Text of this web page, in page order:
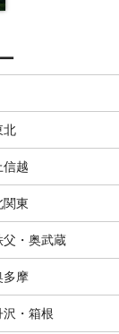
北
信越
関東
・奥武蔵
多摩
・箱根